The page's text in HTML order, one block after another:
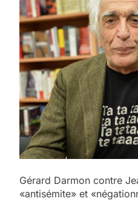
Gérard Darmon contre
«antisémite» et